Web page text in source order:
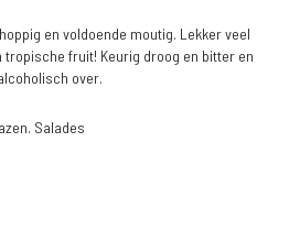
en voldoende moutig. Lekker veel
tropische fruit! Keurig droog en bitter en
over.
Salades